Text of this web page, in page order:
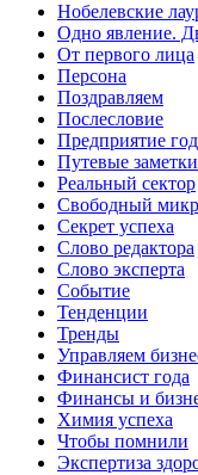
Нобелевские
Одно явление.
От первого лица
Персона
Поздравляем
Послесловие
Предприятие
Путевые заметки
Реальный сектор
Свободный
Секрет успеха
Слово редактора
Слово эксперта
Событие
Тенденции
Тренды
Управляем
Финансист года
Финансы и
Химия успеха
Чтобы помнили
Экспертиза